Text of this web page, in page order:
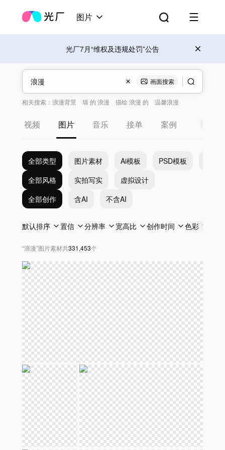
图片
光厂7月“维权及违规处罚”公告
画面搜索
相关搜索： 浪漫背景 墙 的 浪漫 描绘 浪漫 的
温馨浪漫
视频 图片 音乐 接单 案例
全部类型 图片素材 Ai模板 PSD模板
全部风格
实拍写实
虚拟设计
全部创作
含AI 不含AI
默认排序 置信 分辨率 宽高比 创作时间 色彩
“浪漫”图片素材共331,453个